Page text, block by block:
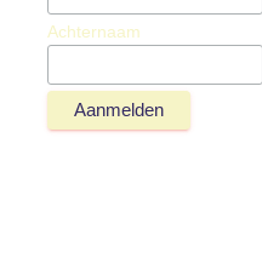
Achternaam